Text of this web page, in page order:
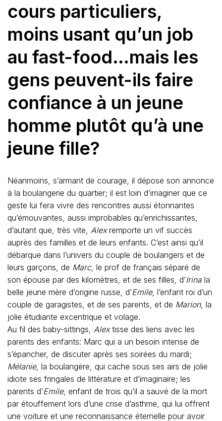
cours particuliers,
moins usant qu’un job
au fast-food…mais les
gens peuvent-ils faire
confiance à un jeune
homme plutôt qu’à une
jeune fille?
Néanmoins, s’armant de courage, il dépose son annonce
à la boulangerie du quartier; il est loin d’imaginer que ce
geste lui fera vivre des rencontres aussi étonnantes
qu’émouvantes, aussi improbables qu’enrichissantes,
d’autant que, très vite, Alexremporte un vif succès
auprès des familles et de leurs enfants. C’est ainsi qu’il
débarque dans l’univers du couple de boulangers et de
leurs garçons, de Marc, le prof de français séparé de
son épouse par des kilomètres, et de ses filles, d’Irina la
belle jeune mère d’origine russe, d’Emile, l’enfant roi d’un
couple de garagistes, et de ses parents, et de Marion, la
jolie étudiante excentrique et volage.
Au fil des baby-sittings, Alextisse des liens avec les
parents des enfants: Marc qui a un besoin intense de
s’épancher, de discuter après ses soirées du mardi;
Mélanie, la boulangère, qui cache sous ses airs de jolie
idiote ses fringales de littérature et d’imaginaire; les
parents d’Emile, enfant de trois qu’il a sauvé de la mort
par étouffement lors d’une crise d’asthme, qui lui offrent
une voiture et une reconnaissance éternelle pour avoir